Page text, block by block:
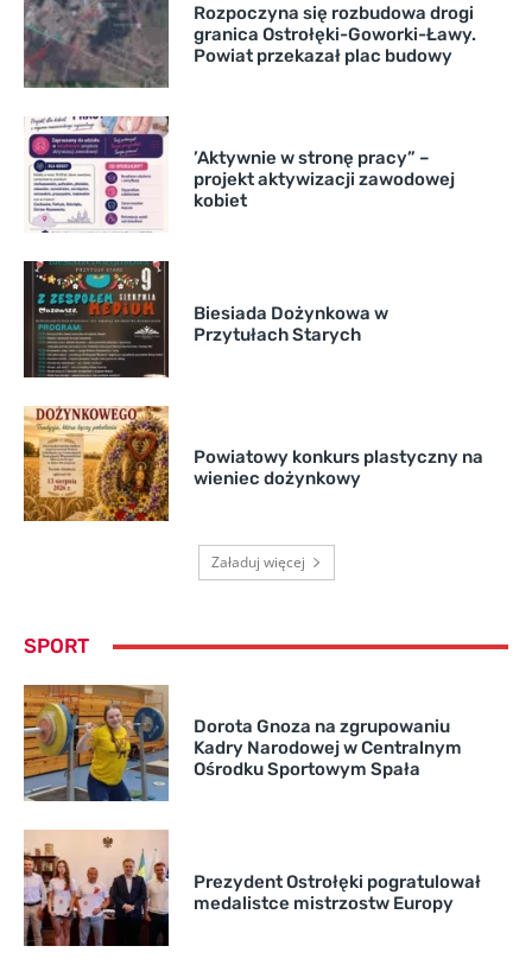
Rozpoczyna się rozbudowa drogi
granica Ostrołęki-Goworki-Ławy.
Powiat przekazał plac budowy
’Aktywnie w stronę pracy” –
projekt aktywizacji zawodowej
kobiet
Biesiada Dożynkowa w
Przytułach Starych
Powiatowy konkurs plastyczny na
wieniec dożynkowy
Załaduj więcej
SPORT
Dorota Gnoza na zgrupowaniu
Kadry Narodowej w Centralnym
Ośrodku Sportowym Spała
Prezydent Ostrołęki pogratulował
medalistce mistrzostw Europy